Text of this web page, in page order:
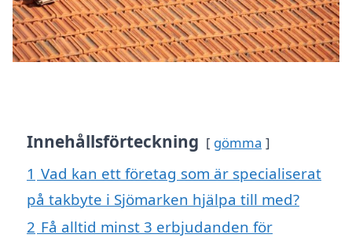
Innehållsförteckning gömma
1 Vad kan ett företag som är specialiserat
på takbyte i Sjömarken hjälpa till med?
2 Få alltid minst 3 erbjudanden för